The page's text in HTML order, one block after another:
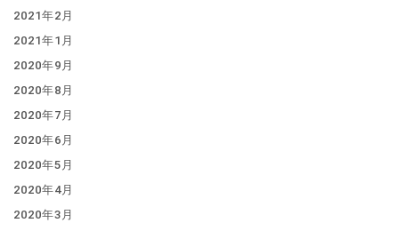
2021年2月
2021年1月
2020年9月
2020年8月
2020年7月
2020年6月
2020年5月
2020年4月
2020年3月